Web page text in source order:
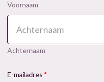
Voornaam
Achternaam
E-mailadres *